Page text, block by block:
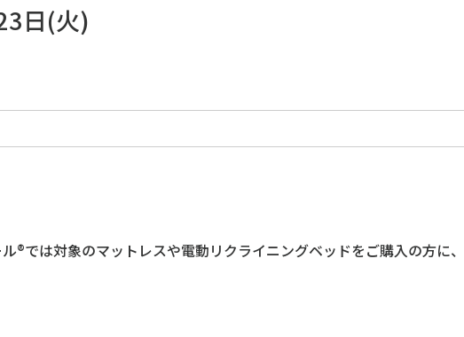
日(火)
®では対象のマットレスや電動リクライニングベッドをご購入の方に